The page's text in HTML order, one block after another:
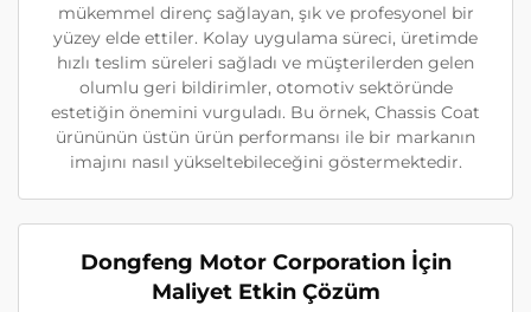
mükemmel direnç sağlayan, şık ve profesyonel bir
yüzey elde ettiler. Kolay uygulama süreci, üretimde
hızlı teslim süreleri sağladı ve müşterilerden gelen
olumlu geri bildirimler, otomotiv sektöründe
estetiğin önemini vurguladı. Bu örnek, Chassis Coat
ürününün üstün ürün performansı ile bir markanın
imajını nasıl yükseltebileceğini göstermektedir.
Dongfeng Motor Corporation İçin
Maliyet Etkin Çözüm